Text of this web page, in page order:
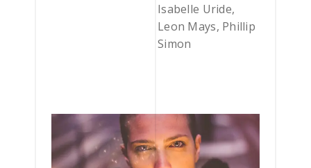
Isabelle Uride,
Leon Mays, Phillip
Simon